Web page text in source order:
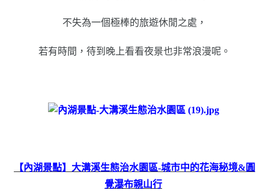
不失為一個極棒的旅遊休閒之處，
若有時間，待到晚上看看夜景也非常浪漫呢。
【內湖景點】大溝溪生態治水園區-城市中的花海秘境&圓
覺瀑布親山行